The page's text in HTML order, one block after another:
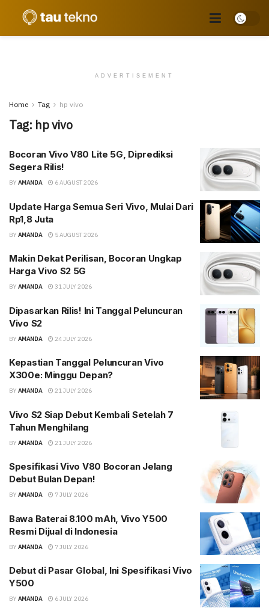
ADVERTISEMENT
Home Tag hp vivo
Tag: hp vivo
Bocoran Vivo V80 Lite 5G, Diprediksi
Segera Rilis!
BY AMANDA 6 AUGUST 2026
Update Harga Semua Seri Vivo, Mulai Dari
Rp1,8 Juta
BY AMANDA 5 AUGUST 2026
Makin Dekat Perilisan, Bocoran Ungkap
Harga Vivo S2 5G
BY AMANDA 31 JULY 2026
Dipasarkan Rilis! Ini Tanggal Peluncuran
Vivo S2
BY AMANDA 24 JULY 2026
Kepastian Tanggal Peluncuran Vivo
X300e: Minggu Depan?
BY AMANDA 21 JULY 2026
Vivo S2 Siap Debut Kembali Setelah 7
Tahun Menghilang
BY AMANDA 21 JULY 2026
Spesifikasi Vivo V80 Bocoran Jelang
Debut Bulan Depan!
BY AMANDA 7 JULY 2026
Bawa Baterai 8.100 mAh, Vivo Y500
Resmi Dijual di Indonesia
BY AMANDA 7 JULY 2026
Debut di Pasar Global, Ini Spesifikasi Vivo
Y500
BY AMANDA 6 JULY 2026